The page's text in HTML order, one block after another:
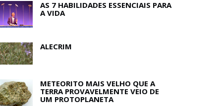
AS 7 HABILIDADES ESSENCIAIS PARA
A VIDA
ALECRIM
METEORITO MAIS VELHO QUE A
TERRA PROVAVELMENTE VEIO DE
UM PROTOPLANETA